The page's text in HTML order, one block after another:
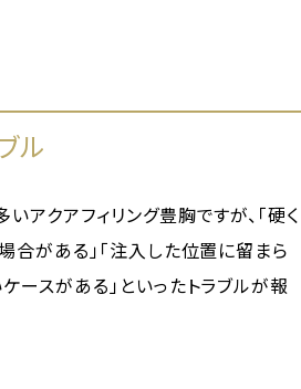
ル
クアフィリング豊胸ですが、「硬く
合がある」「注入した位置に留まら
ースがある」といったトラブルが報